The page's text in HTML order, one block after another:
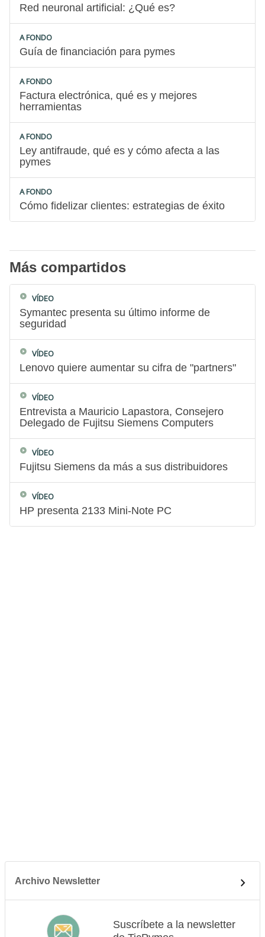
Red neuronal artificial: ¿Qué es?
A FONDO
Guía de financiación para pymes
A FONDO
Factura electrónica, qué es y mejores
herramientas
A FONDO
Ley antifraude, qué es y cómo afecta a las
pymes
A FONDO
Cómo fidelizar clientes: estrategias de éxito
Más compartidos
VÍDEO
Symantec presenta su último informe de
seguridad
VÍDEO
Lenovo quiere aumentar su cifra de "partners"
VÍDEO
Entrevista a Mauricio Lapastora, Consejero
Delegado de Fujitsu Siemens Computers
VÍDEO
Fujitsu Siemens da más a sus distribuidores
VÍDEO
HP presenta 2133 Mini-Note PC
Archivo Newsletter
Suscríbete a la newsletter